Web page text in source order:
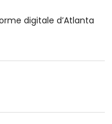
digitale d’Atlanta